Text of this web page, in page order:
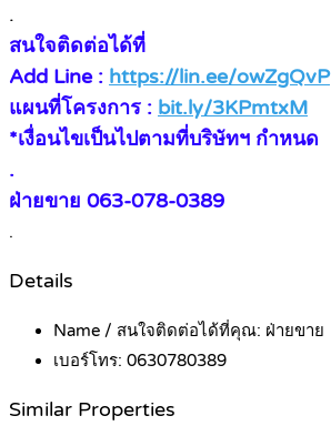
.
สนใจติดต่อได้ที่
Add Line : https://lin.ee/owZgQvP
แผนที่โครงการ : bit.ly/3KPmtxM
*เงื่อนไขเป็นไปตามที่บริษัทฯ กำหนด
.
ฝ่ายขาย 063-078-0389
.
Details
Name / สนใจติดต่อได้ที่คุณ: ฝ่ายขาย
เบอร์โทร: 0630780389
Similar Properties